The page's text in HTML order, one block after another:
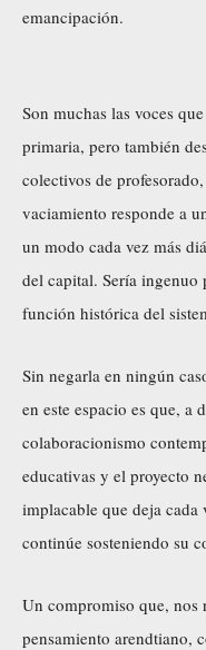
emancipación.
Son muchas las voces
primaria, pero también
colectivos de
vaciamiento responde a
un modo cada vez más
del capital. Sería ingenuo
función histórica del
Sin negarla en ningún
en este espacio es que, a
colaboracionismo
educativas y el proyecto
implacable que deja cada
continúe sosteniendo su
Un compromiso que, nos
pensamiento arendtiano,